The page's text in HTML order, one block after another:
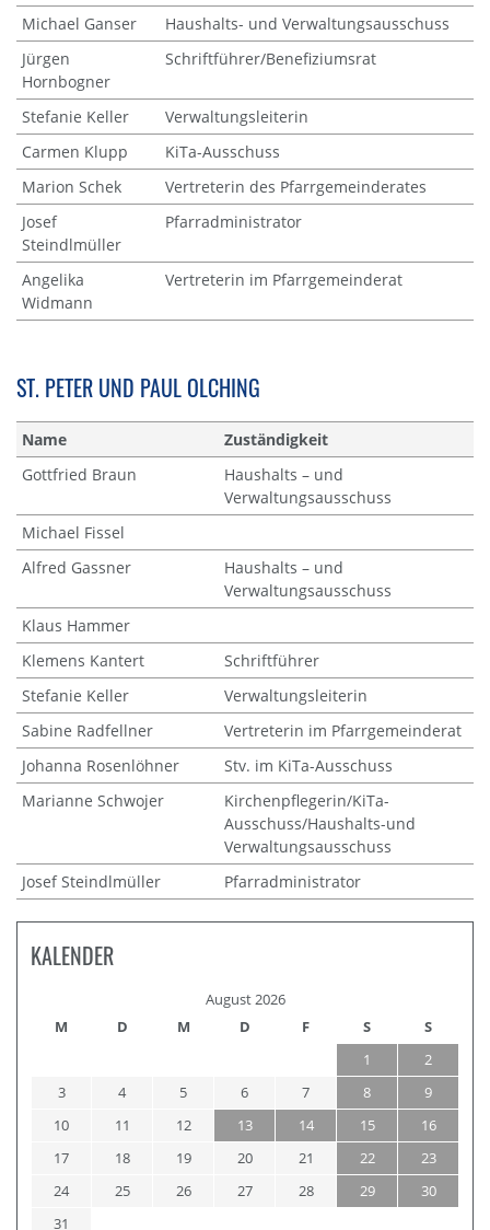
Michael Ganser
Haushalts- und Verwaltungsausschuss
Jürgen
Hornbogner
Schriftführer/Benefiziumsrat
Stefanie Keller
Verwaltungsleiterin
Carmen Klupp
KiTa-Ausschuss
Marion Schek
Vertreterin des Pfarrgemeinderates
Josef
Steindlmüller
Pfarradministrator
Angelika
Widmann
Vertreterin im Pfarrgemeinderat
ST. PETER UND PAUL OLCHING
Name
Zuständigkeit
Gottfried Braun
Haushalts – und
Verwaltungsausschuss
Michael Fissel
Alfred Gassner
Haushalts – und
Verwaltungsausschuss
Klaus Hammer
Klemens Kantert
Schriftführer
Stefanie Keller
Verwaltungsleiterin
Sabine Radfellner
Vertreterin im Pfarrgemeinderat
Johanna Rosenlöhner
Stv. im KiTa-Ausschuss
Marianne Schwojer
Kirchenpflegerin/KiTa-
Ausschuss/Haushalts-und
Verwaltungsausschuss
Josef Steindlmüller
Pfarradministrator
KALENDER
August 2026
M
D M D F S
S
1
2
3
4 5 6 7 8
9
10
11 12 13 14 15
16
17
18 19 20 21 22
23
24
25 26 27 28 29
30
31